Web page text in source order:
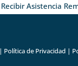
Recibir Asistencia
| Política de Privacidad |